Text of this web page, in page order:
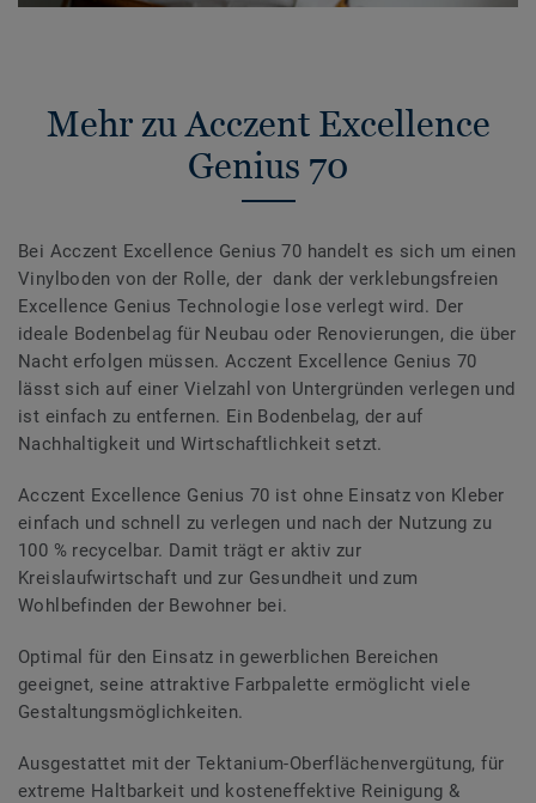
Mehr zu Acczent Excellence
Genius 70
Bei Acczent Excellence Genius 70 handelt es sich um einen
Vinylboden von der Rolle, der dank der verklebungsfreien
Excellence Genius Technologie lose verlegt wird. Der
ideale Bodenbelag für Neubau oder Renovierungen, die über
Nacht erfolgen müssen. Acczent Excellence Genius 70
lässt sich auf einer Vielzahl von Untergründen verlegen und
ist einfach zu entfernen. Ein Bodenbelag, der auf
Nachhaltigkeit und Wirtschaftlichkeit setzt.
Acczent Excellence Genius 70 ist ohne Einsatz von Kleber
einfach und schnell zu verlegen und nach der Nutzung zu
100 % recycelbar. Damit trägt er aktiv zur
Kreislaufwirtschaft und zur Gesundheit und zum
Wohlbefinden der Bewohner bei.
Optimal für den Einsatz in gewerblichen Bereichen
geeignet, seine attraktive Farbpalette ermöglicht viele
Gestaltungsmöglichkeiten.
Ausgestattet mit der Tektanium-Oberflächenvergütung, für
extreme Haltbarkeit und kosteneffektive Reinigung &